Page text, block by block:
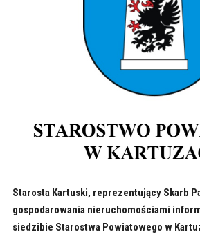
Starosta Kartuski, reprezentujący Skarb
gospodarowania nieruchomościami
siedzibie Starostwa Powiatowego w